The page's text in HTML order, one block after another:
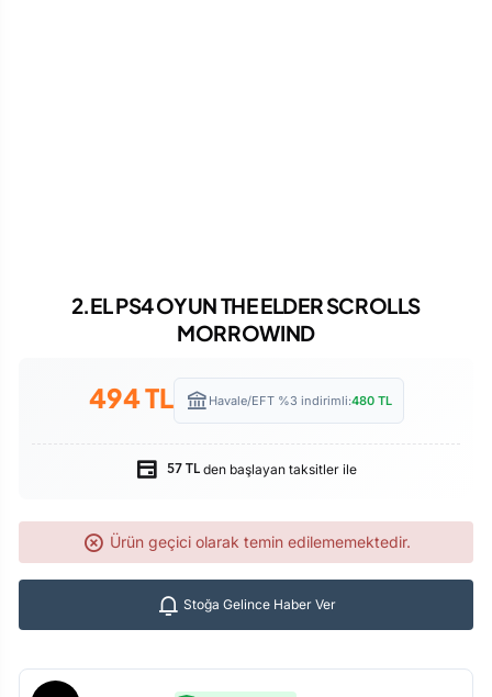
2.EL PS4 OYUN THE ELDER SCROLLS
MORROWIND
494TL Havale/EFT %3 indirimli:480TL
57 TL den başlayan taksitler ile
Ürün geçici olarak temin edilememektedir.
Stoğa Gelince Haber Ver